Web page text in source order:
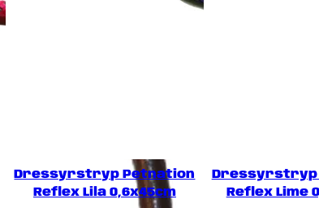
Dressyrstryp Petnation
Reflex Lila 0,6x45cm
Dressyrstryp
Reflex Lime